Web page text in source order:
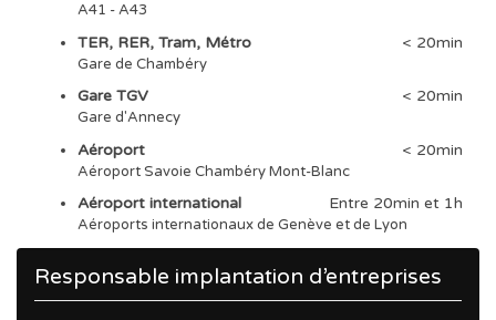
A41 - A43
TER, RER, Tram, Métro < 20min
Gare de Chambéry
Gare TGV < 20min
Gare d'Annecy
Aéroport < 20min
Aéroport Savoie Chambéry Mont-Blanc
Aéroport international Entre 20min et 1h
Aéroports internationaux de Genève et de Lyon
Responsable implantation d’entreprises